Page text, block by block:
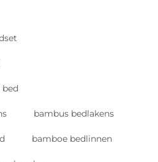
bambus bedlakens
bamboe bedlinnen